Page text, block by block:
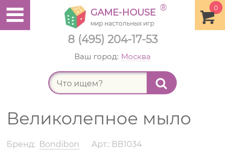
8 (495) 204-17-53
0
GAME-HOUSE ®
мир настольных игр
Ваш город: Москва
Великолепное мыло
Бренд: Bondibon Арт.: ВВ1034